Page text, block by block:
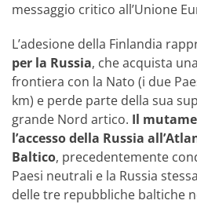
messaggio critico all’Unione
L’adesione della Finlandia
per la Russia, che acquista
frontiera con la Nato (i due
km) e perde parte della sua
grande Nord artico. Il
l’accesso della Russia
Baltico, precedentemente
Paesi neutrali e la Russia
delle tre repubbliche baltiche